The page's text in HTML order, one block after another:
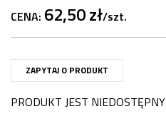
CENA: 62,50 zł/szt.
ZAPYTAJ O PRODUKT
PRODUKT JEST NIEDOSTĘPNY